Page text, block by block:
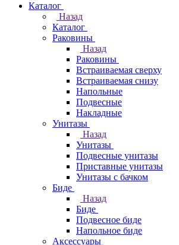
Каталог
Назад
Каталог
Раковины
Назад
Раковины
Встраиваемая сверху
Встраиваемая снизу
Напольные
Подвесные
Накладные
Унитазы
Назад
Унитазы
Подвесные унитазы
Приставные унитазы
Унитазы с бачком
Биде
Назад
Биде
Подвесное биде
Напольное биде
Аксессуары